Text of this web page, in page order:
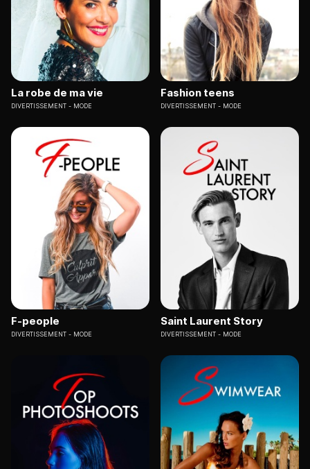
La robe de ma vie
DIVERTISSEMENT MODE
Fashion teens
DIVERTISSEMENT MODE
F-people
DIVERTISSEMENT MODE
Saint Laurent Story
DIVERTISSEMENT MODE